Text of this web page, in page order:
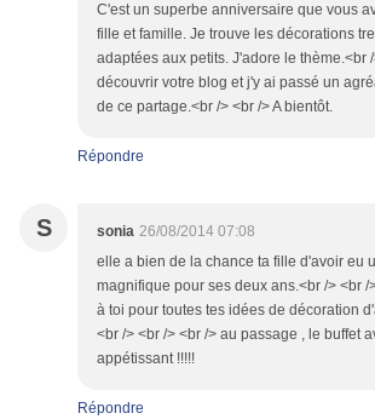
C'est un superbe anniversaire que vous
fille et famille. Je trouve les décorations
adaptées aux petits. J'adore le thème.<br
découvrir votre blog et j'y ai passé un
de ce partage.<br /> <br /> A bientôt.
Répondre
S sonia 26/08/2014 07:08
elle a bien de la chance ta fille d'avoir eu
magnifique pour ses deux ans.<br /> <br /
à toi pour toutes tes idées de décoration
<br /> <br /> <br /> au passage , le buffet
appétissant !!!!!
Répondre